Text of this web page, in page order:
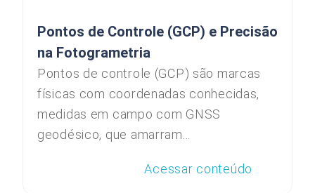
Pontos de Controle (GCP) e Precisão
na Fotogrametria
Pontos de controle (GCP) são marcas
físicas com coordenadas conhecidas,
medidas em campo com GNSS
geodésico, que amarram...
Acessar conteúdo